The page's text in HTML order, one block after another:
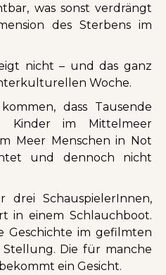
was sonst verdrängt
des Sterbens im
nicht – und das ganz
Woche.
dass Tausende
Kinder im Mittelmeer
Meer Menschen in Not
und dennoch nicht
drei SchauspielerInnen,
in einem Schlauchboot.
Geschichte im gefilmten
Stellung. Die für manche
ein Gesicht.